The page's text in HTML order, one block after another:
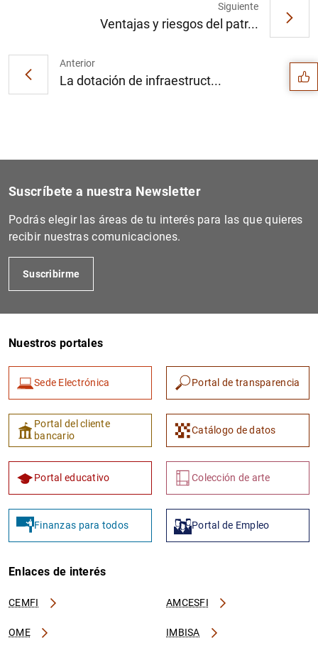
Anterior
La dotación de infraestruct...
Siguiente
Ventajas y riesgos del patr... Sugerencias
Suscríbete a nuestra Newsletter
Podrás elegir las áreas de tu interés para las que quieres
recibir nuestras comunicaciones.
Suscribirme
Nuestros portales
Sede Electrónica Portal de transparencia
Portal del cliente
bancario
Catálogo de datos
Portal educativo Colección de arte
Finanzas para todos Portal de Empleo
Enlaces de interés
CEMFI AMCESFI
OME IMBISA